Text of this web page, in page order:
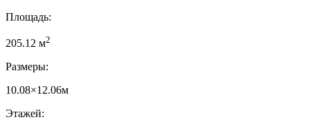
Площадь:
205.12 м2
Размеры:
10.08×12.06м
Этажей: